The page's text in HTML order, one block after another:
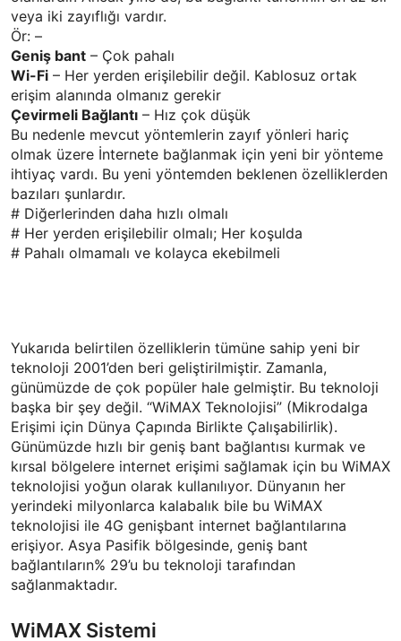
veya iki zayıflığı vardır.
Ör: –
Geniş bant – Çok pahalı
Wi-Fi – Her yerden erişilebilir değil. Kablosuz ortak
erişim alanında olmanız gerekir
Çevirmeli Bağlantı – Hız çok düşük
Bu nedenle mevcut yöntemlerin zayıf yönleri hariç
olmak üzere İnternete bağlanmak için yeni bir yönteme
ihtiyaç vardı. Bu yeni yöntemden beklenen özelliklerden
bazıları şunlardır.
# Diğerlerinden daha hızlı olmalı
# Her yerden erişilebilir olmalı; Her koşulda
# Pahalı olmamalı ve kolayca ekebilmeli
Yukarıda belirtilen özelliklerin tümüne sahip yeni bir
teknoloji 2001’den beri geliştirilmiştir. Zamanla,
günümüzde de çok popüler hale gelmiştir. Bu teknoloji
başka bir şey değil. “WiMAX Teknolojisi” (Mikrodalga
Erişimi için Dünya Çapında Birlikte Çalışabilirlik).
Günümüzde hızlı bir geniş bant bağlantısı kurmak ve
kırsal bölgelere internet erişimi sağlamak için bu WiMAX
teknolojisi yoğun olarak kullanılıyor. Dünyanın her
yerindeki milyonlarca kalabalık bile bu WiMAX
teknolojisi ile 4G genişbant internet bağlantılarına
erişiyor. Asya Pasifik bölgesinde, geniş bant
bağlantıların% 29’u bu teknoloji tarafından
sağlanmaktadır.
WiMAX Sistemi